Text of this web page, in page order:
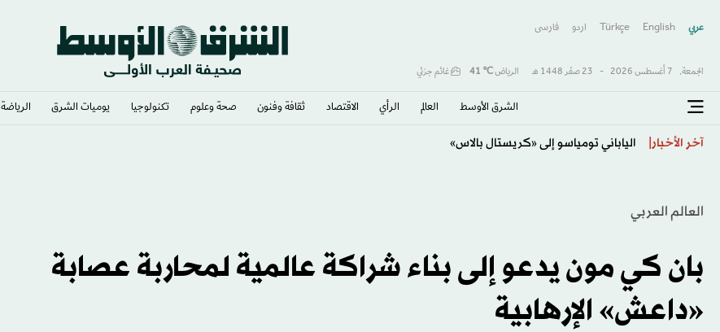
عربي English
Türkçe اردو فارسى
الجمعة, 7 أغسطس 2026 - 23 صفَر 1448 هـ الرياض℃
41 غائم جزئي
الشرق الأوسط​ العالم الرأي الاقتصاد ثقافة وفنون صحة وعلوم تكنولوجيا يوميات الشرق​ الرياضة
آخر الأخبار
الأرجنتيني ماستانتونو معاراً من «ريال مدريد» لـ«فيورنتينا»
العالم العربي
بان كي مون يدعو إلى بناء شراكة عالمية لمحاربة عصابة
«داعش» الإرهابية